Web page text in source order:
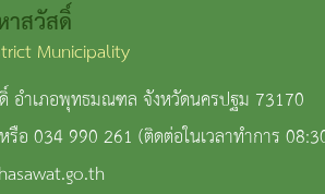
สวัสดิ์
Municipality
อำเภอพุทธมณฑล จังหวัดนครปฐม 73170
อ 034 990 261 (ติดต่อในเวลาทำการ